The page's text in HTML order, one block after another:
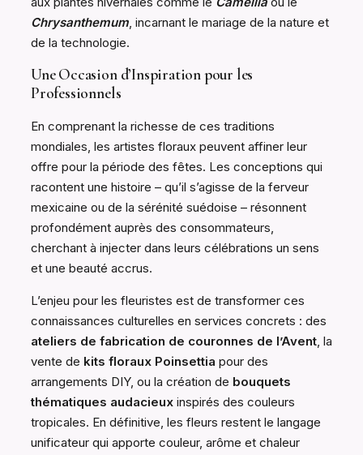
Chrysanthemum , incarnant le mariage de la nature et
de la technologie.
Une Occasion d’Inspiration pour les
Professionnels
En comprenant la richesse de ces traditions
mondiales, les artistes floraux peuvent affiner leur
offre pour la période des fêtes. Les conceptions qui
racontent une histoire – qu’il s’agisse de la ferveur
mexicaine ou de la sérénité suédoise – résonnent
profondément auprès des consommateurs,
cherchant à injecter dans leurs célébrations un sens
et une beauté accrus.
L’enjeu pour les fleuristes est de transformer ces
connaissances culturelles en services concrets : des
ateliers de fabrication de couronnes de l’Avent , la
vente de kits floraux Poinsettia pour des
arrangements DIY, ou la création de bouquets
thématiques audacieux inspirés des couleurs
tropicales. En définitive, les fleurs restent le langage
unificateur qui apporte couleur, arôme et chaleur